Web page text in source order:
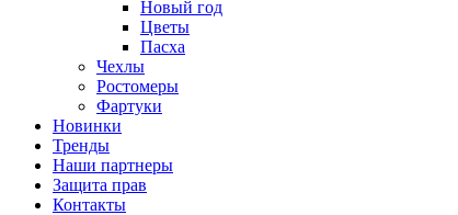
Новый год
Цветы
Пасха
Чехлы
Ростомеры
Фартуки
Новинки
Тренды
Наши партнеры
Защита прав
Контакты